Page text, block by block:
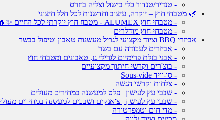
- טנדיר/טנדור כלי בישול וצליה בחרס
🌿 מטבחי חוץ – יוקרה, עיצוב וחדשנות לכל חלל חיצוני
- מטבחי חוץ ALUMEX - מטבח חוץ יוקרתי לכל החיים ✨🔥
- מטבחי חוץ מודלרים
אביזרי BBQ וציוד מקצועי לגריל מעשנות טאבון וטיפול בבשר
- אביזרים לעבודה עם בשר
- אבני בזלת פרימיום לגרילי גז, טאבונים ומטבחי חוץ
- בוצ'רים וקרשי חיתוך מקצועיים
- סו-וויד Sous-vide
- צלחות וקרשי הגשה
- שבבי עץ לעישון | פלט למעשנה במחירים מעולים
- שבבי עץ לעישון | צ'אנקים ושבבים למעשנה במחירים
- מדי חום וטמפרטורה